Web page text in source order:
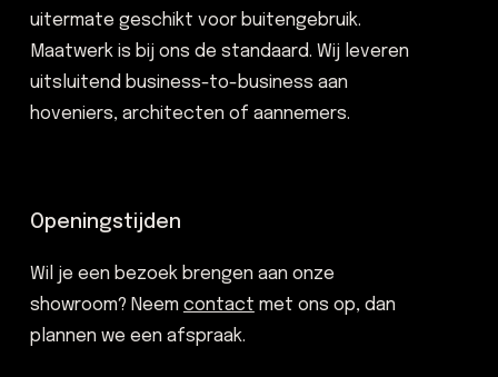
uitermate geschikt voor buitengebruik.
Maatwerk is bij ons de standaard. Wij leveren
uitsluitend business-to-business aan
hoveniers, architecten of aannemers.
Openingstijden
Wil je een bezoek brengen aan onze
showroom? Neem contact met ons op, dan
plannen we een afspraak.